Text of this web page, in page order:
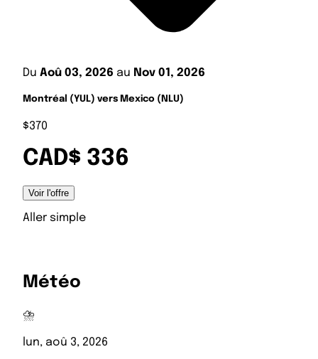
Du Aoû 03, 2026 au Nov 01, 2026
Montréal (YUL) vers Mexico (NLU)
$370
CAD$ 336
Voir l'offre
Aller simple
Météo
⛈️
lun, aoû 3, 2026